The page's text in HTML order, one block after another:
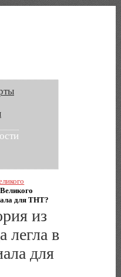
для ТНТ?
из
легла в
для